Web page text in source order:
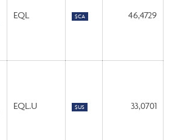
EQL $CA 46,4729
EQL.U $US 33,0701